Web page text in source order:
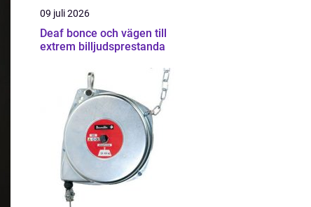
09 juli 2026
Deaf bonce och vägen till
extrem billjudsprestanda